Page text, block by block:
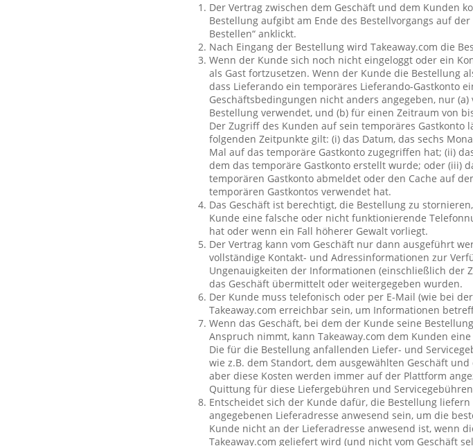
Der Vertrag zwischen dem Geschäft und dem Kunden
Bestellung aufgibt am Ende des Bestellvorgangs auf
Bestellen“ anklickt.
Nach Eingang der Bestellung wird Takeaway.com die
Wenn der Kunde sich noch nicht eingeloggt oder ein
als Gast fortzusetzen. Wenn der Kunde die Bestellung
dass Lieferando ein temporäres Lieferando-Gastkonto
Geschäftsbedingungen nicht anders angegeben, nur
Bestellung verwendet, und (b) für einen Zeitraum von
Der Zugriff des Kunden auf sein temporäres
folgenden Zeitpunkte gilt: (i) das Datum, das sechs
Mal auf das temporäre Gastkonto zugegriffen hat; (ii)
dem das temporäre Gastkonto erstellt wurde; oder (iii)
temporären Gastkonto abmeldet oder den Cache auf
temporären Gastkontos verwendet hat.
Das Geschäft ist berechtigt, die Bestellung zu
Kunde eine falsche oder nicht funktionierende
hat oder wenn ein Fall höherer Gewalt vorliegt.
Der Vertrag kann vom Geschäft nur dann ausgeführt
vollständige Kontakt- und Adressinformationen zur
Ungenauigkeiten der Informationen (einschließlich der
das Geschäft übermittelt oder weitergegeben wurden.
Der Kunde muss telefonisch oder per E-Mail (wie bei
Takeaway.com erreichbar sein, um Informationen
Wenn das Geschäft, bei dem der Kunde seine
Anspruch nimmt, kann Takeaway.com dem Kunden
Die für die Bestellung anfallenden Liefer- und
wie z.B. dem Standort, dem ausgewählten Geschäft
aber diese Kosten werden immer auf der Plattform
Quittung für diese Liefergebühren und
Entscheidet sich der Kunde dafür, die Bestellung
angegebenen Lieferadresse anwesend sein, um die
Kunde nicht an der Lieferadresse anwesend ist, wenn
Takeaway.com geliefert wird (und nicht vom Geschäft